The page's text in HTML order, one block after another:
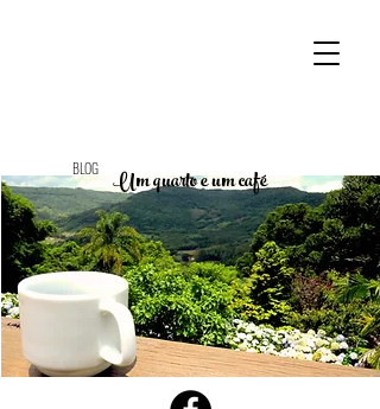
Um quarto e um café
BLOG